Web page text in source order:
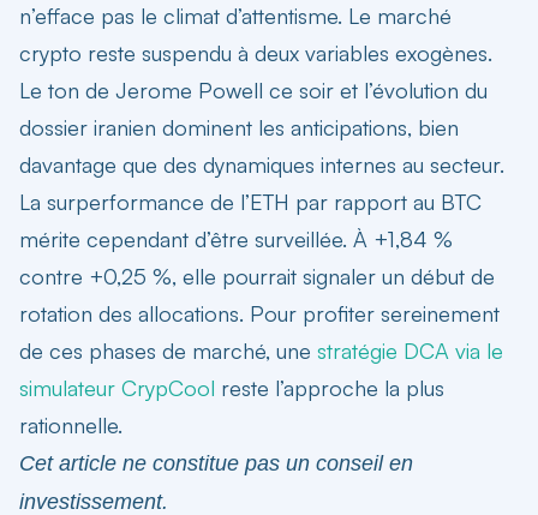
n’efface pas le climat d’attentisme. Le marché
crypto reste suspendu à deux variables exogènes.
Le ton de Jerome Powell ce soir et l’évolution du
dossier iranien dominent les anticipations, bien
davantage que des dynamiques internes au secteur.
La surperformance de l’ETH par rapport au BTC
mérite cependant d’être surveillée. À +1,84 %
contre +0,25 %, elle pourrait signaler un début de
rotation des allocations. Pour profiter sereinement
de ces phases de marché, une stratégie DCA via le
simulateur CrypCool reste l’approche la plus
rationnelle.
Cet article ne constitue pas un conseil en
investissement.